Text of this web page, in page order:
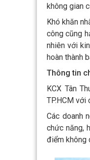
không gian
Khó khăn
công cũng
nhiên với
hoàn thành
Thông tin
KCX Tân
TP.HCM với
Các doanh
chức năng,
điểm không